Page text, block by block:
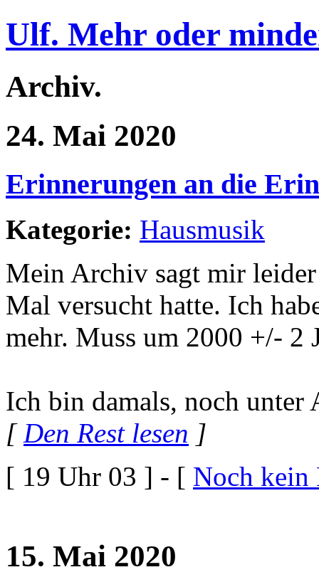
Ulf. Mehr oder
Archiv.
24. Mai 2020
Erinnerungen an die
Kategorie: Hausmusik
Mein Archiv sagt mir leider
Mal versucht hatte. Ich
mehr. Muss um 2000 +/- 2
Ich bin damals, noch unter
[Den Rest lesen ]
[ 19 Uhr 03 ] - [ Noch kein
15. Mai 2020